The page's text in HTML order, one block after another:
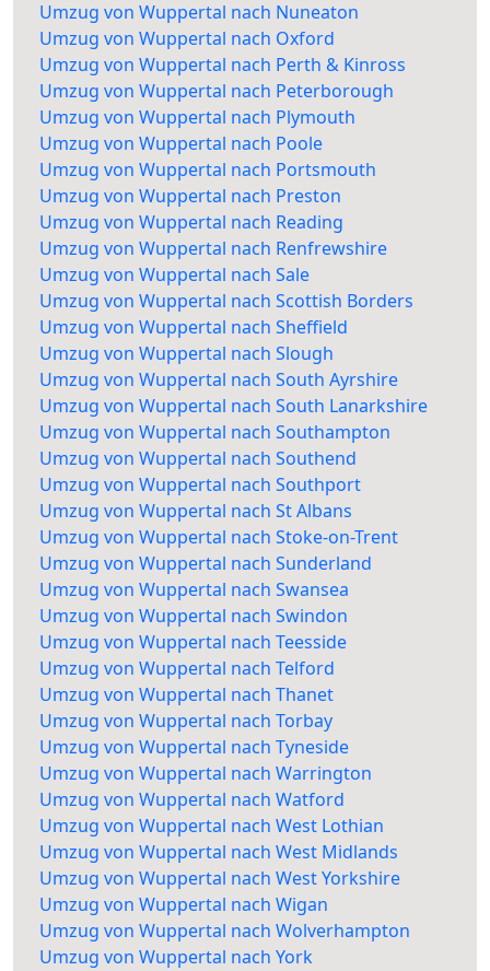
Umzug von Wuppertal nach Nuneaton
Umzug von Wuppertal nach Oxford
Umzug von Wuppertal nach Perth & Kinross
Umzug von Wuppertal nach Peterborough
Umzug von Wuppertal nach Plymouth
Umzug von Wuppertal nach Poole
Umzug von Wuppertal nach Portsmouth
Umzug von Wuppertal nach Preston
Umzug von Wuppertal nach Reading
Umzug von Wuppertal nach Renfrewshire
Umzug von Wuppertal nach Sale
Umzug von Wuppertal nach Scottish Borders
Umzug von Wuppertal nach Sheffield
Umzug von Wuppertal nach Slough
Umzug von Wuppertal nach South Ayrshire
Umzug von Wuppertal nach South Lanarkshire
Umzug von Wuppertal nach Southampton
Umzug von Wuppertal nach Southend
Umzug von Wuppertal nach Southport
Umzug von Wuppertal nach St Albans
Umzug von Wuppertal nach Stoke-on-Trent
Umzug von Wuppertal nach Sunderland
Umzug von Wuppertal nach Swansea
Umzug von Wuppertal nach Swindon
Umzug von Wuppertal nach Teesside
Umzug von Wuppertal nach Telford
Umzug von Wuppertal nach Thanet
Umzug von Wuppertal nach Torbay
Umzug von Wuppertal nach Tyneside
Umzug von Wuppertal nach Warrington
Umzug von Wuppertal nach Watford
Umzug von Wuppertal nach West Lothian
Umzug von Wuppertal nach West Midlands
Umzug von Wuppertal nach West Yorkshire
Umzug von Wuppertal nach Wigan
Umzug von Wuppertal nach Wolverhampton
Umzug von Wuppertal nach York